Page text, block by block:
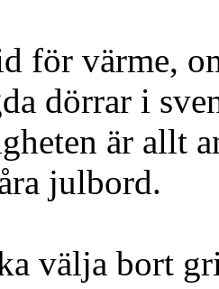
för värme,
dörrar i
är allt
julbord.
välja bort